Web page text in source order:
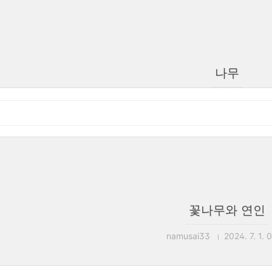
나무
꽃나무와 연인
namusai33 2024. 7. 1.